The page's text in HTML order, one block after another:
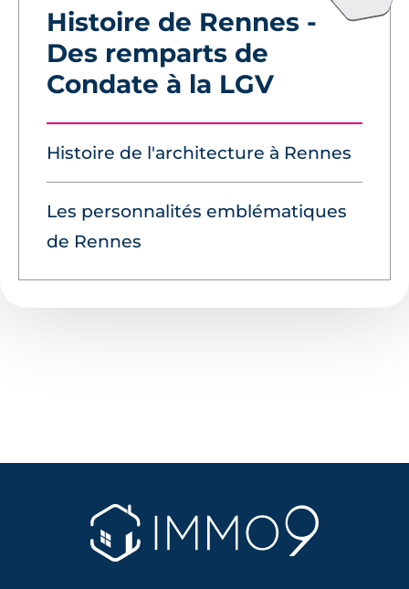
Histoire de Rennes -
Des remparts de
Condate à la LGV
Histoire de l'architecture à Rennes
Les personnalités emblématiques
de Rennes